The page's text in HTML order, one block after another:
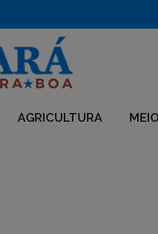
AGRICULTURA